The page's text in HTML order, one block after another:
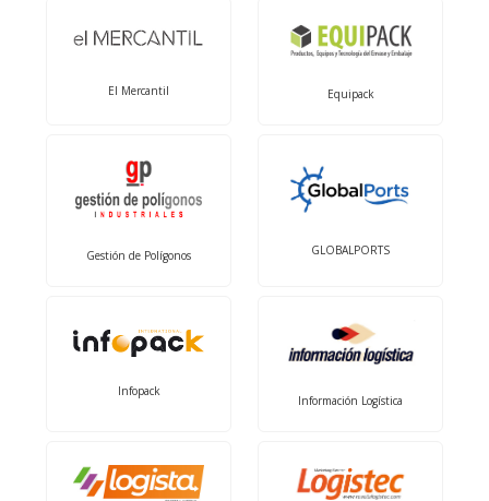
El Mercantil Equipack
Gestión de Polígonos GLOBALPORTS
Infopack
Información Logística